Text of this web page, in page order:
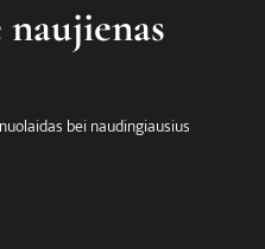
naujienas
bei naudingiausius